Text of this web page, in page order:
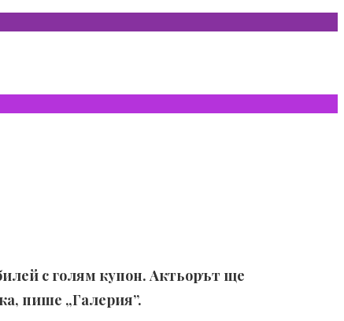
с голям купон. Актьорът ще
пише „Галерия”.